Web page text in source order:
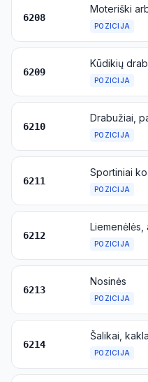
6208
POZICIJA
6209
POZICIJA
6210
POZICIJA
6211
POZICIJA
6212
POZICIJA
6213
Nosinės
POZICIJA
6214
POZICIJA